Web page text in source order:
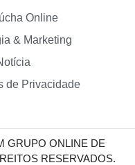
Online
& Marketing
de Privacidade
GRUPO ONLINE DE
RESERVADOS.